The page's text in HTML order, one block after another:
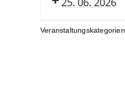
Veranstaltungskategorien